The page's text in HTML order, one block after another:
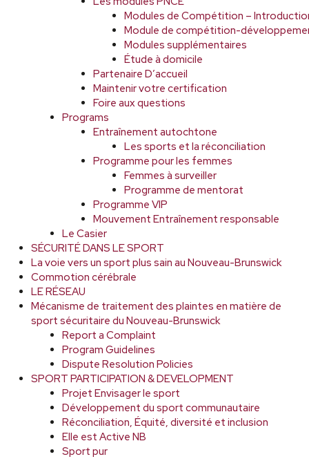
Modules de Compétition –
Module de compétition-
Modules supplémentaires
Étude à domicile
Partenaire D’accueil
Maintenir votre certification
Foire aux questions
Programs
Entraînement autochtone
Les sports et la réconciliation
Programme pour les femmes
Femmes à surveiller
Programme de mentorat
Programme VIP
Mouvement Entraînement responsable
Le Casier
SÉCURITÉ DANS LE SPORT
La voie vers un sport plus sain au Nouveau-Brunswick
Commotion cérébrale
LE RÉSEAU
Mécanisme de traitement des plaintes en matière de
sport sécuritaire du Nouveau-Brunswick
Report a Complaint
Program Guidelines
Dispute Resolution Policies
SPORT PARTICIPATION & DEVELOPMENT
Projet Envisager le sport
Développement du sport communautaire
Réconciliation, Équité, diversité et inclusion
Elle est Active NB
Sport pur